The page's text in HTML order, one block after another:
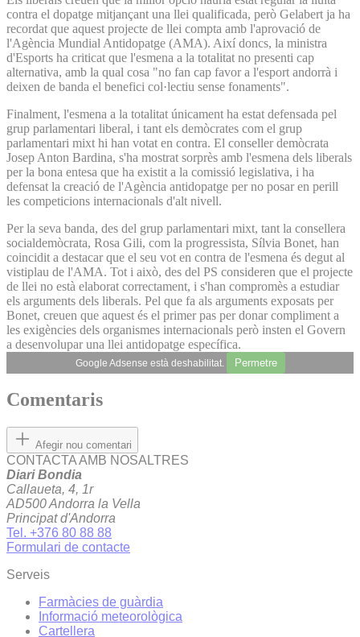
contra el dopatge mitjançant una llei qualificada, però Gelabert ja ha
recordat que aquest projecte de llei compta amb l'aprovació de
l'Agència Mundial Antidopatge (AMA). Així doncs, la ministra
d'Esports ha criticat que l'esmena a la totalitat no presenti cap
alternativa, amb la qual cosa "no fan cap favor a l'esport andorrà i
deixen de banda el benefici col·lectiu sense fonaments".
Finalment, l'esmena a la totalitat únicament ha estat defensada pel
grup parlamentari liberal, i tant els demòcrates com el grup
parlamentari mixt hi han votat en contra. El conseller demòcrata
Josep Anton Bardina, s'ha mostrat sorprès amb l'esmena dels liberals
per la bona entesa que ha existit a la comissió legislativa, i ha
defensat la creació de l'Agència antidopatge per no posar en perill
les competicions internacionals d'alt nivell.
Per la seva banda, des del grup parlamentari mixt, tant la consellera
socialdemòcrata, Rosa Gili, com la progressista, Sílvia Bonet, han
coincidit a destacar que el seu vot en contra de l'esmena és degut al
vistiplau de l'AMA. Tot i això, des del PS consideren que el projecte
de llei no està elaborat correctament, i s'han compromès a estudiar
els arguments dels liberals. Pel que fa als arguments exposats per
Bonet, creuen que aquest és el primer pas per donar compliment a
les exigències dels organismes internacionals però insten el Govern
a desenvolupar una llei antidopatge específica.
Google Adsense està deshabilitat. Permetre
Comentaris
Afegir nou comentari
CONTACTA AMB NOSALTRES
Diari Bondia
Callaueta, 4, 1r
AD500 Andorra la Vella
Principat d'Andorra
Tel. +376 80 88 88
Formulari de contacte
Serveis
Farmàcies de guàrdia
Informació meteorològica
Cartellera